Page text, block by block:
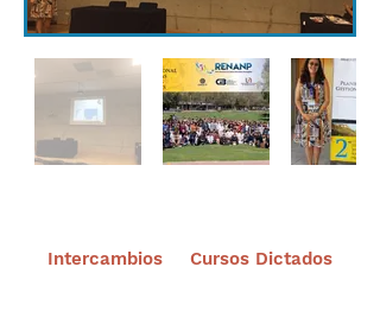
Intercambios Cursos Dictados